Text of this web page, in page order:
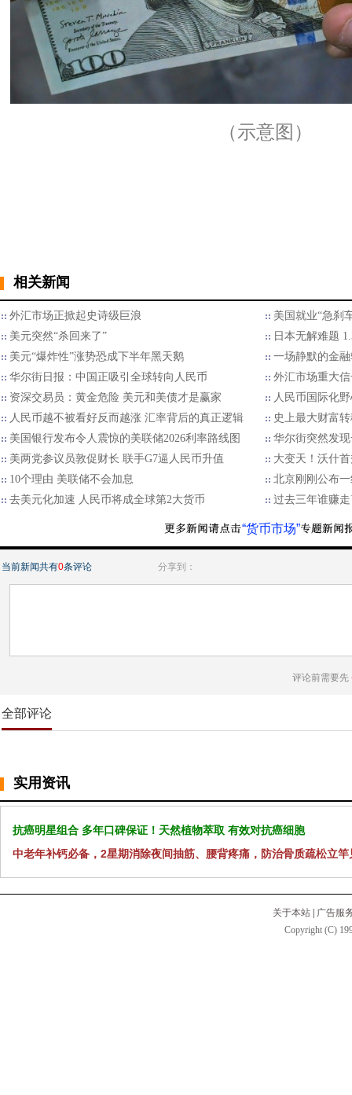
（示意图）
相关新闻
外汇市场正掀起史诗级巨浪
美国就业“急刹
美元突然“杀回来了”
日本无解难题
美元“爆炸性”涨势恐成下半年黑天鹅
一场静默的金
华尔街日报：中国正吸引全球转向人民币
外汇市场重大
资深交易员：黄金危险 美元和美债才是赢家
人民币国际化
人民币越不被看好反而越涨 汇率背后的真正逻辑
史上最大财富
美国银行发布令人震惊的美联储2026利率路线图
华尔街突然发
美两党参议员敦促财长 联手G7逼人民币升值
大变天！沃什
10个理由 美联储不会加息
北京刚刚公布
去美元化加速 人民币将成全球第2大货币
过去三年谁赚
“货币市场”
当前新闻共有0条评论 分享到：
评论前需要先
全部评论
实用资讯
抗癌明星组合 多年口碑保证！天然植物萃取 有效对抗癌细胞
中老年补钙必备，2星期消除夜间抽筋、腰背疼痛，防治骨质疏松立竿
关于本站
广告服
Copyright (C)